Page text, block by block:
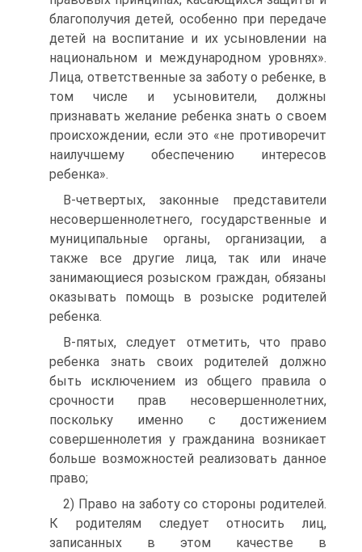
благополучия детей, особенно при передаче
детей на воспитание и их усыновлении на
национальном и международном уровнях».
Лица, ответственные за заботу о ребенке, в
том числе и усыновители, должны
признавать желание ребенка знать о своем
происхождении, если это «не противоречит
наилучшему обеспечению интересов
ребенка».
В‑четвертых, законные представители
несовершеннолетнего, государственные и
муниципальные органы, организации, а
также все другие лица, так или иначе
занимающиеся розыском граждан, обязаны
оказывать помощь в розыске родителей
ребенка.
В‑пятых, следует отметить, что право
ребенка знать своих родителей должно
быть исключением из общего правила о
срочности прав несовершеннолетних,
поскольку именно с достижением
совершеннолетия у гражданина возникает
больше возможностей реализовать данное
право;
2) Право на заботу со стороны родителей.
К родителям следует относить лиц,
записанных в этом качестве в